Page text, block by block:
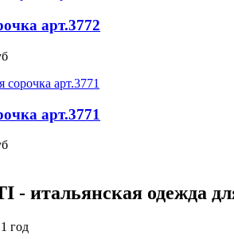
арт.3772
арт.3771
- итальянская одежда